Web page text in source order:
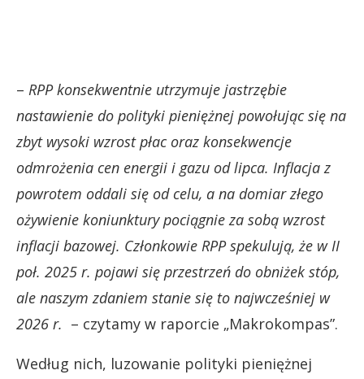
– RPP konsekwentnie utrzymuje jastrzębie
nastawienie do polityki pieniężnej powołując się na
zbyt wysoki wzrost płac oraz konsekwencje
odmrożenia cen energii i gazu od lipca. Inflacja z
powrotem oddali się od celu, a na domiar złego
ożywienie koniunktury pociągnie za sobą wzrost
inflacji bazowej. Członkowie RPP spekulują, że w II
poł. 2025 r. pojawi się przestrzeń do obniżek stóp,
ale naszym zdaniem stanie się to najwcześniej w
2026 r. – czytamy w raporcie „Makrokompas”.
Według nich, luzowanie polityki pieniężnej